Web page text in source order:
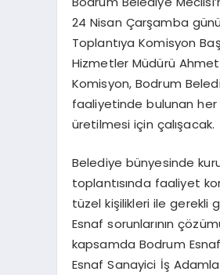
24 Nisan Çarşamba
Toplantıya Komisyon
Hizmetler Müdürü
Komisyon, Bodrum
faaliyetinde bulunan
üretilmesi için çalışacak.
Belediye bünyesinde
toplantısında faaliyet
tüzel kişilikleri ile gerekli
Esnaf sorunlarının
kapsamda Bodrum
Esnaf Sanayici İş